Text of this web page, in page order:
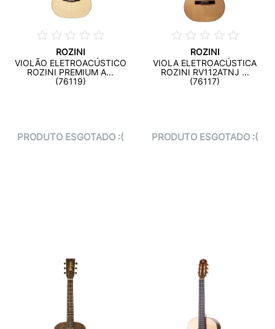
ROZINI
VIOLÃO ELETROACÚSTICO
ROZINI PREMIUM A...
(76119)
PRODUTO ESGOTADO :(
ROZINI
VIOLA ELETROACÚSTICA
ROZINI RV112ATNJ ...
(76117)
PRODUTO ESGOTADO :(